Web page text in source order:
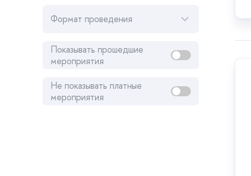
Формат проведения
Показывать прошедшие
мероприятия
Не показывать платные
мероприятия